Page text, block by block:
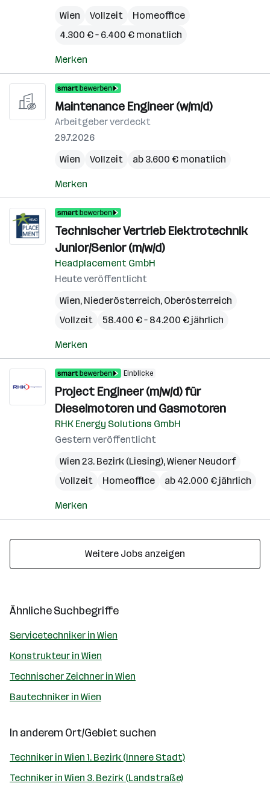
Wien
Vollzeit
Homeoffice
4.300 € – 6.400 € monatlich
Merken
Maintenance Engineer (w/m/d)
Arbeitgeber verdeckt
29.7.2026
Wien
Vollzeit ab 3.600 € monatlich
Merken
Technischer Vertrieb Elektrotechnik
Junior/Senior (m/w/d)
Headplacement GmbH
Heute veröffentlicht
Wien, Niederösterreich, Oberösterreich
Vollzeit
58.400 € – 84.200 € jährlich
Merken
Einblicke
Project Engineer (m/w/d) für
Dieselmotoren und Gasmotoren
RHK Energy Solutions GmbH
Gestern veröffentlicht
Wien 23. Bezirk (Liesing),Wiener Neudorf
Vollzeit
Homeoffice ab 42.000 € jährlich
Merken
Weitere Jobs anzeigen
Ähnliche Suchbegriffe
Servicetechniker in Wien
Konstrukteur in Wien
Technischer Zeichner in Wien
Bautechniker in Wien
In anderem Ort/Gebiet suchen
Techniker in Wien 1. Bezirk (Innere Stadt)
Techniker in Wien 3. Bezirk (Landstraße)